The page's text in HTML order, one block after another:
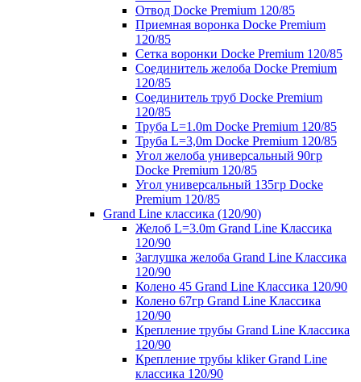
Отвод Docke Premium 120/85
Приемная воронка Docke Premium
120/85
Сетка воронки Docke Premium 120/85
Соединитель желоба Docke Premium
120/85
Соединитель труб Docke Premium
120/85
Труба L=1.0m Docke Premium 120/85
Труба L=3,0m Docke Premium 120/85
Угол желоба универсальный 90гр
Docke Premium 120/85
Угол универсальный 135гр Docke
Premium 120/85
Grand Line классика (120/90)
Желоб L=3.0m Grand Line Классика
120/90
Заглушка желоба Grand Line Классика
120/90
Колено 45 Grand Line Классика 120/90
Колено 67гр Grand Line Классика
120/90
Крепление трубы Grand Line Классика
120/90
Крепление трубы kliker Grand Line
классика 120/90